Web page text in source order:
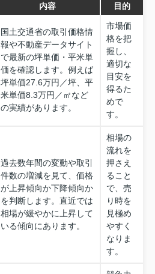
内容 目的
国土交通省の取引価格情
報や不動産データサイト
で最新の坪単価・平米単
価を確認します。例えば
坪単価27.6万円／坪、平
米単価8.3万円／㎡など
の実績があります。
市場価
格を把
握し、
適切な
目安を
得るた
めで
す。
過去数年間の変動や取引
件数の増減を見て、価格
が上昇傾向か下降傾向か
を判断します。直近では
相場が緩やかに上昇して
いる傾向にあります。
相場の
流れを
押さえ
ること
で、売
り時を
見極め
やすく
なりま
す。